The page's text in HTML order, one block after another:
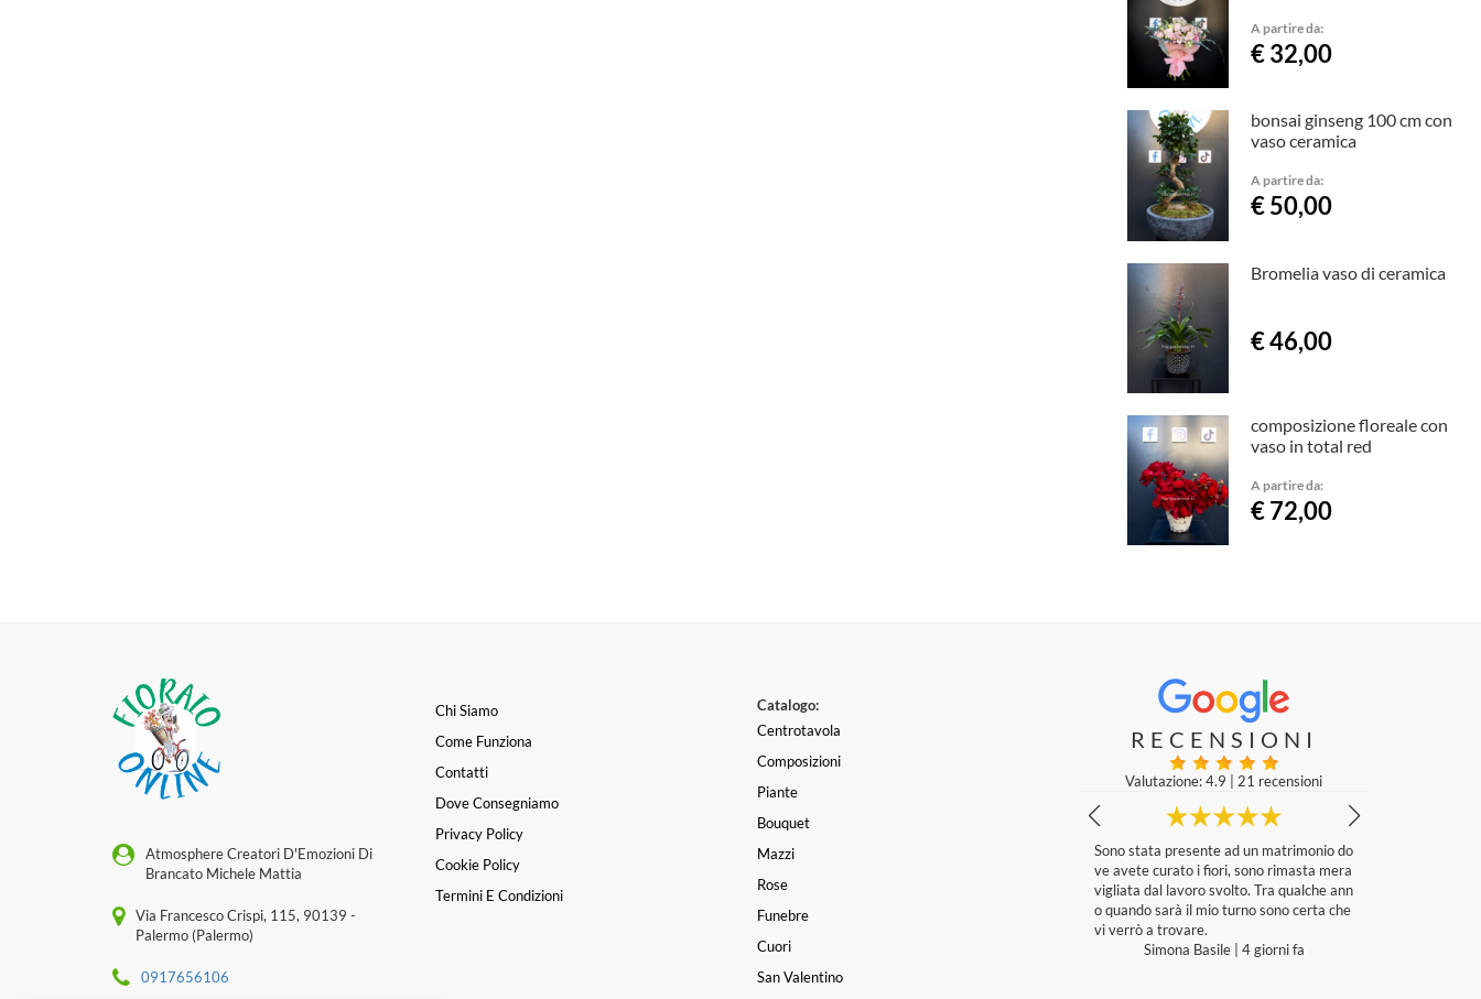
A partire da:
€ 32,00
bonsai ginseng 100 cm con
vaso ceramica
A partire da:
€ 50,00
Bromelia vaso di ceramica
€ 46,00
composizione floreale con
vaso in total red
A partire da:
€ 72,00
Atmosphere Creatori D'Emozioni Di
Brancato Michele Mattia
Via Francesco Crispi, 115, 90139 -
Palermo (Palermo)
0917656106
Chi Siamo
Come Funziona
Contatti
Dove Consegniamo
Privacy Policy
Cookie Policy
Termini E Condizioni
Catalogo:
Centrotavola
Composizioni
Piante
Bouquet
Mazzi
Rose
Funebre
Cuori
San Valentino
RECENSIONI
Valutazione: 4.9 |21 recensioni
nostri desideri…
Sono stata presente ad un matrimonio do
ve avete curato i fiori, sono rimasta mera
vigliata dal lavoro svolto. Tra qualche ann
o quando sarà il mio turno sono certa che
vi verrò a trovare.
Simona Basile
4 giorni fa